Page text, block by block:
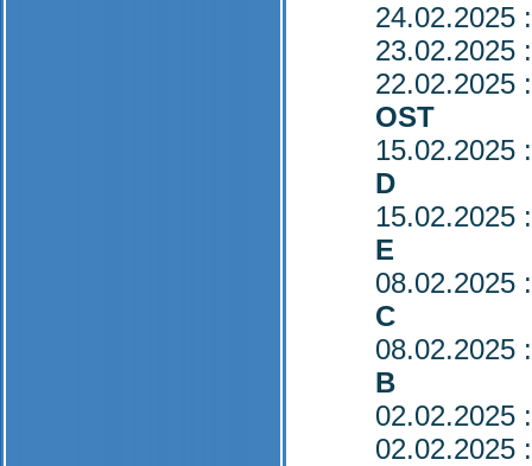
24.02.2025
23.02.2025
22.02.2025
OST
15.02.2025
D
15.02.2025
E
08.02.2025
C
08.02.2025
B
02.02.2025
02.02.2025